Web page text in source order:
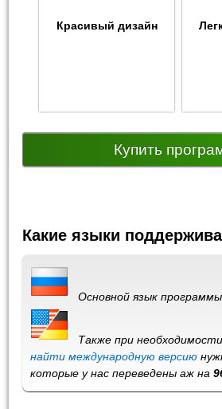
Красивый дизайн
Купить
Какие языки
Основной язык
Также при
найти международную версию
которые у нас переведены аж на